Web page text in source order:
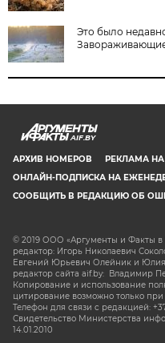
Это было
AIF.BY
АРХИВ НОМЕРОВ РЕКЛАМА НА
ОНЛАЙН-ПОДПИСКА НА
СООБЩИТЬ В РЕДАКЦИЮ ОБ
© 2019 ООО «Аргументы и Факты в
редактор: Игорь Николаевич
Евгений Юрьевич Олейник и
редактор сайта aif.by: Владимир
Копирование и использование
цитирование возможно только
Телефон для связи с редакцией:
Свидетельство Министерства
14.01.2010